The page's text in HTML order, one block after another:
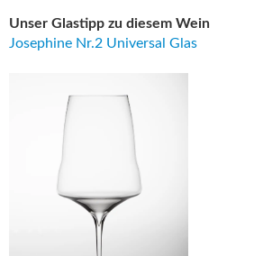
Unser Glastipp zu diesem Wein
Josephine Nr.2 Universal Glas